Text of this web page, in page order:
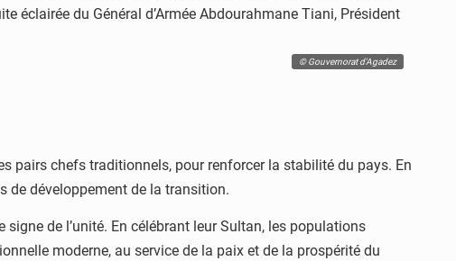
éclairée du Général d’Armée Abdourahmane Tiani, Président
© Gouvernorat d'Agadez
pairs chefs traditionnels, pour renforcer la stabilité du pays. En
de développement de la transition.
de l’unité. En célébrant leur Sultan, les populations
moderne, au service de la paix et de la prospérité du